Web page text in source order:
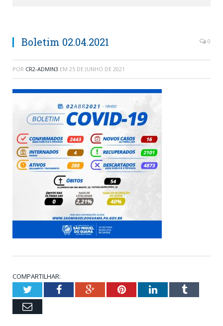
Boletim 02.04.2021 0
POR CR2-ADMIN3 EM 25 DE JUNHO DE 2021
COMPARTILHAR:
TwitterFacebookGoogle+PinterestLinkedInTumblr
Email